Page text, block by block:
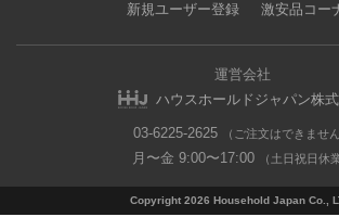
新規ユーザー登録
激安品コー
運営会社
ハウスホールドジャパン株
03-6225-2625 （ご注文はできません
月〜金 9:00〜17:00 （土日祝日休業
Copyright 2026 Household Japan Co.,